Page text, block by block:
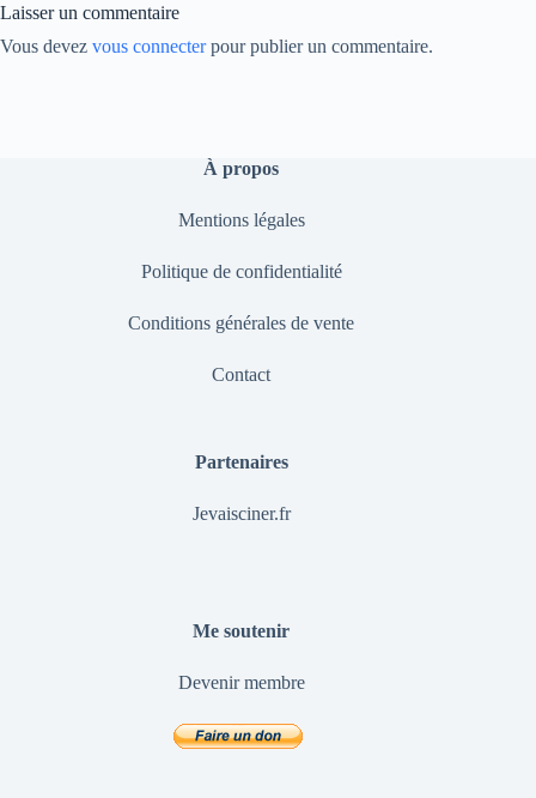
Laisser un commentaire
Vous devez vous connecterpour publier un commentaire.
À propos
Mentions légales
Politique de confidentialité
Conditions générales de vente
Contact
Partenaires
Jevaisciner.fr
Me soutenir
Devenir membre